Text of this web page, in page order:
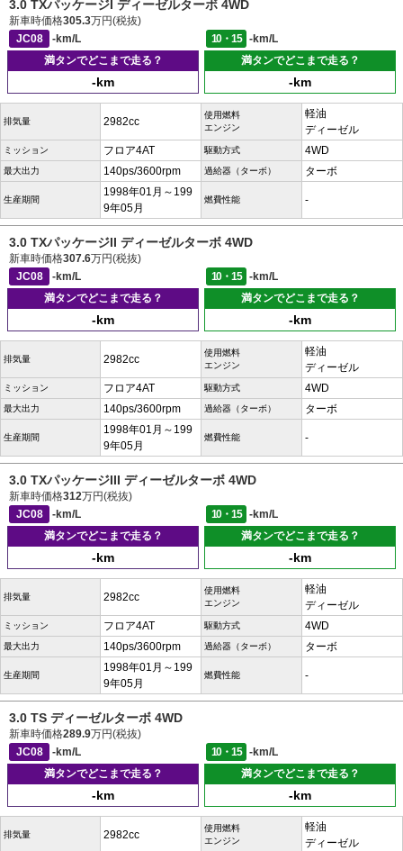
3.0 TXパッケージI ディーゼルターボ 4WD
新車時価格305.3万円(税抜)
JC08
-km/L 10・15
-km/L
満タンでどこまで走る？
-km
満タンでどこまで走る？
-km
排気量 2982cc
使用燃料
エンジン
軽油
ディーゼル
ミッション フロア4AT 駆動方式 4WD
最大出力 140ps/3600rpm 過給器（ターボ） ターボ
生産期間
1998年01月～199
9年05月
燃費性能 -
3.0 TXパッケージII ディーゼルターボ 4WD
新車時価格307.6万円(税抜)
JC08
-km/L 10・15
-km/L
満タンでどこまで走る？
-km
満タンでどこまで走る？
-km
排気量 2982cc
使用燃料
エンジン
軽油
ディーゼル
ミッション フロア4AT 駆動方式 4WD
最大出力 140ps/3600rpm 過給器（ターボ） ターボ
生産期間
1998年01月～199
9年05月
燃費性能 -
3.0 TXパッケージIII ディーゼルターボ 4WD
新車時価格312万円(税抜)
JC08
-km/L 10・15
-km/L
満タンでどこまで走る？
-km
満タンでどこまで走る？
-km
排気量 2982cc
使用燃料
エンジン
軽油
ディーゼル
ミッション フロア4AT 駆動方式 4WD
最大出力 140ps/3600rpm 過給器（ターボ） ターボ
生産期間
1998年01月～199
9年05月
燃費性能 -
3.0 TS ディーゼルターボ 4WD
新車時価格289.9万円(税抜)
JC08
-km/L 10・15
-km/L
満タンでどこまで走る？
-km
満タンでどこまで走る？
-km
排気量 2982cc
使用燃料
エンジン
軽油
ディーゼル